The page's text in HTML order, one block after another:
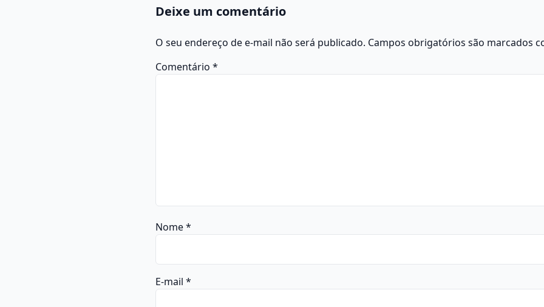
Deixe um comentário
O seu endereço de e-mail não será publicado. Campos obrigatórios são marcados
Comentário *
Nome*
E-mail *